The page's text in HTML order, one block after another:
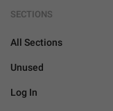
SECTIONS
All Sections
Unused
Log In